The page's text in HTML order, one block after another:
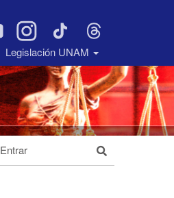
Legislación UNAM
Entrar